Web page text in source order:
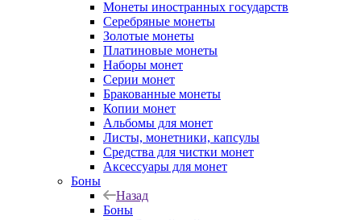
Монеты иностранных государств
Серебряные монеты
Золотые монеты
Платиновые монеты
Наборы монет
Серии монет
Бракованные монеты
Копии монет
Альбомы для монет
Листы, монетники, капсулы
Средства для чистки монет
Аксессуары для монет
Боны
Назад
Боны